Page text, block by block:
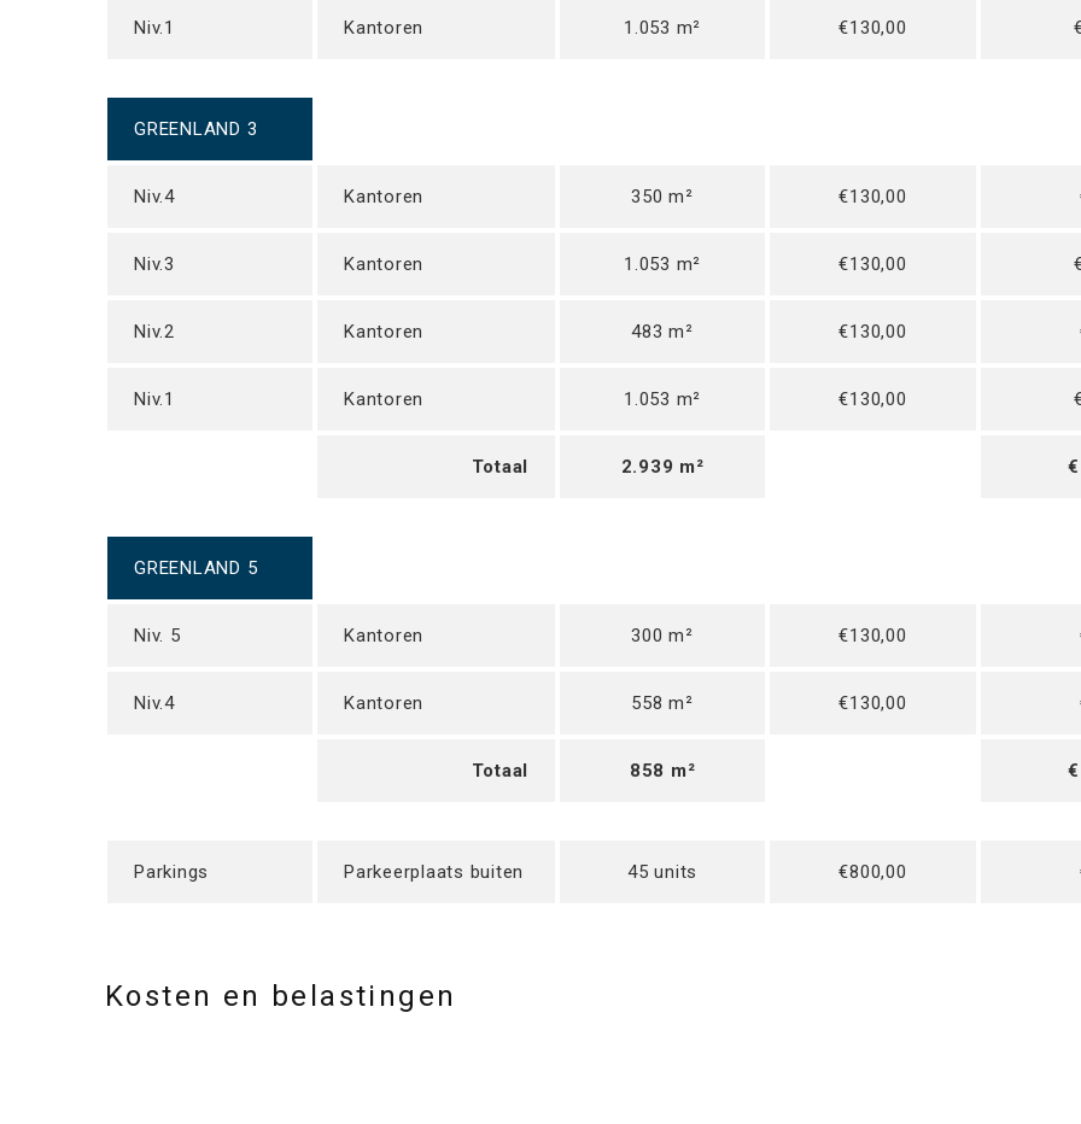
Niv.1 Kantoren 1.053 m² €130,00
GREENLAND 3
Niv.4 Kantoren 350 m² €130,00
Niv.3 Kantoren 1.053 m² €130,00
Niv.2 Kantoren 483 m² €130,00
Niv.1 Kantoren 1.053 m² €130,00
Totaal 2.939 m²
GREENLAND 5
Niv. 5 Kantoren 300 m² €130,00
Niv.4 Kantoren 558 m² €130,00
Totaal 858 m²
Parkings Parkeerplaats buiten 45 units €800,00
Kosten en belastingen